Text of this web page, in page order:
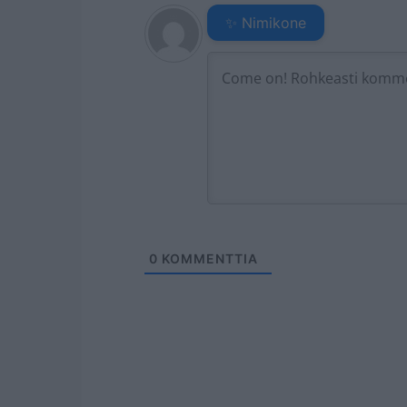
✨ Nimikone
0 KOMMENTTIA